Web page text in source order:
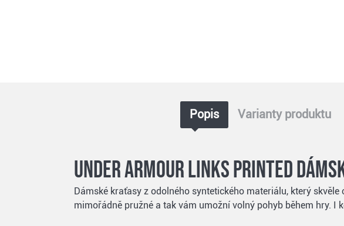
Popis Varianty produktu
Under Armour Links Printed
Dámské kraťasy z odolného syntetického materiálu, který
mimořádně pružné a tak vám umožní volný pohyb během hry. I